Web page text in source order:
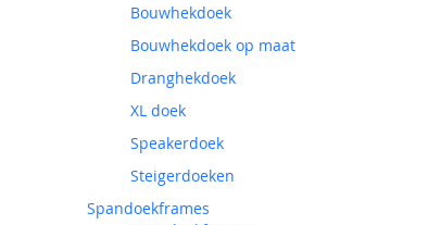
Bouwhekdoek
Bouwhekdoek op maat
Dranghekdoek
XL doek
Speakerdoek
Steigerdoeken
Spandoekframes